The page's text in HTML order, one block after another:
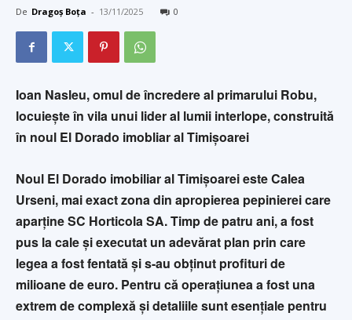
De Dragoș Boța - 13/11/2025 0
Ioan Nasleu, omul de încredere al primarului Robu,
locuiește în vila unui lider al lumii interlope, construită
în noul El Dorado imobliar al Timișoarei
Noul El Dorado imobiliar al Timișoarei este Calea
Urseni, mai exact zona din apropierea pepinierei care
aparține SC Horticola SA. Timp de patru ani, a fost
pus la cale și executat un adevărat plan prin care
legea a fost fentată și s-au obținut profituri de
milioane de euro. Pentru că operațiunea a fost una
extrem de complexă și detaliile sunt esențiale pentru